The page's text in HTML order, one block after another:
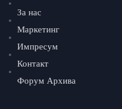
За нас
Маркетинг
Импресум
Контакт
Форум Архива